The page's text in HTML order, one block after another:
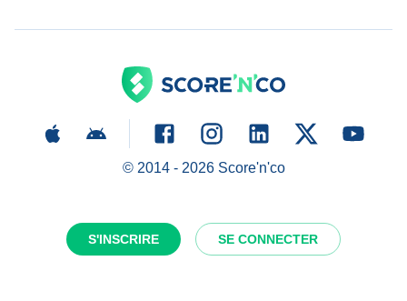
S'INSCRIRE SE CONNECTER
© 2014 - 2026Score'n'co